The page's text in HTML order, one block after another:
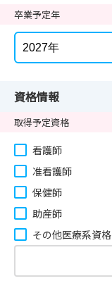
卒業予定年
資格情報
取得予定資格
看護師
准看護師
保健師
助産師
その他医療系資格